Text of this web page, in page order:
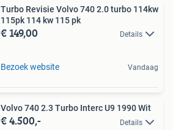
Turbo Revisie Volvo 740 2.0 turbo 114kw
115pk 114 kw 115 pk
€ 149,00 Details
Bezoek website Vandaag
Volvo 740 2.3 Turbo Interc U9 1990 Wit
€ 4.500,- Details